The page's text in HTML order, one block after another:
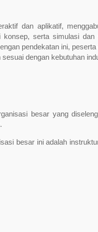
dan aplikatif,
konsep, serta simulasi
pendekatan ini,
dengan kebutuhan
besar yang
besar ini adalah